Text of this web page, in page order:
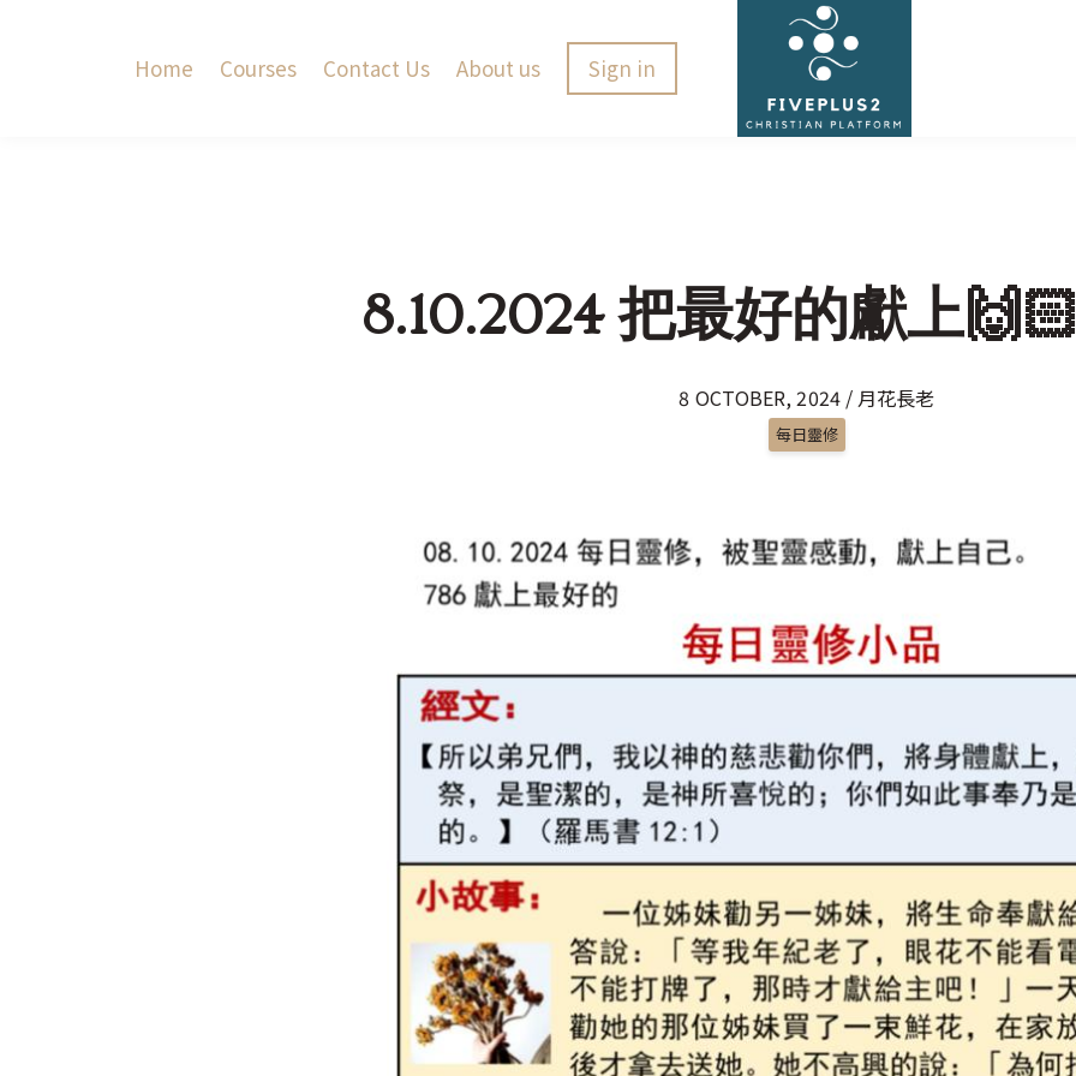
Home Courses Contact Us About us Sign in
8.10.2024 把最好的獻上
8 OCTOBER, 2024 / 月花長老
每日靈修